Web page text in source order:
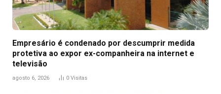
Empresário é condenado por descumprir medida
protetiva ao expor ex-companheira na internet e
televisão
agosto 6, 2026 0 Visitas